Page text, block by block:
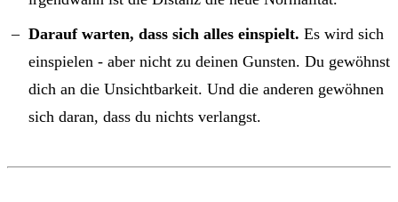
Darauf warten, dass sich alles einspielt. Es wird sich
einspielen - aber nicht zu deinen Gunsten. Du gewöhnst
dich an die Unsichtbarkeit. Und die anderen gewöhnen
sich daran, dass du nichts verlangst.